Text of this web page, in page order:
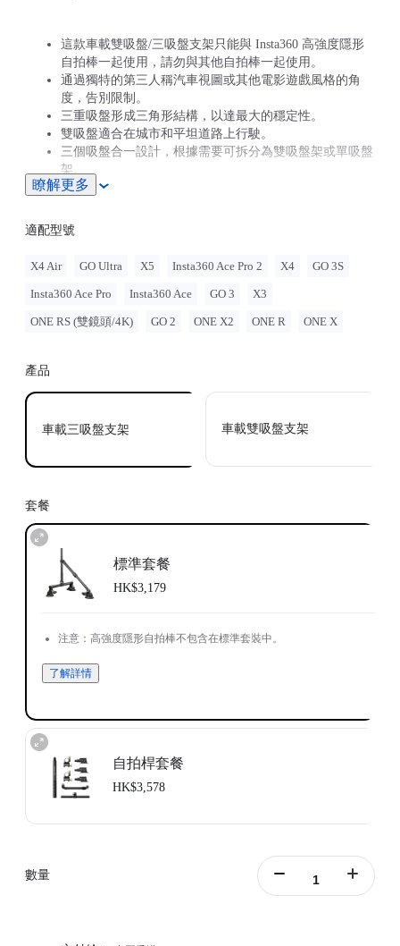
這款車載雙吸盤/三吸盤支架只能與 Insta360 高強度隱形
自拍棒一起使用，請勿與其他自拍棒一起使用。
通過獨特的第三人稱汽車視圖或其他電影遊戲風格的角
度，告別限制。
三重吸盤形成三角形結構，以達最大的穩定性。
雙吸盤適合在城市和平坦道路上行駛。
三個吸盤合一設計，根據需要可拆分為雙吸盤架或單吸盤
架。
瞭解更多
適配型號
X4 Air GO Ultra X5 Insta360 Ace Pro 2 X4 GO 3S
Insta360 Ace Pro Insta360 Ace GO 3 X3
ONE RS (雙鏡頭/4K) GO 2 ONE X2 ONE R ONE X
產品
車載三吸盤支架 車載雙吸盤支架
套餐
標準套餐
HK$3,179
注意：高強度隱形自拍棒不包含在標準套裝中。
了解詳情
自拍桿套餐
HK$3,578
數量